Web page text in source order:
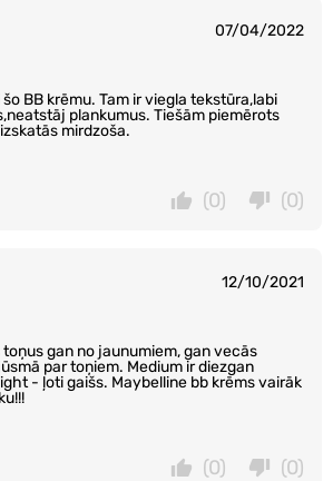
07/04/2022
BB krēmu. Tam ir viegla tekstūra,labi
plankumus. Tiešām piemērots
mirdzoša.
(0)
(0)
12/10/2021
gan no jaunumiem, gan vecās
par toņiem. Medium ir diezgan
- ļoti gaišs. Maybelline bb krēms vairāk
(0)
(0)